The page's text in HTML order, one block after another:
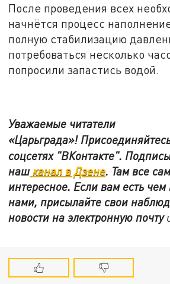
После проведения всех
начнётся процесс
полную стабилизацию
потребоваться несколько
попросили запастись водой.
Уважаемые читатели
«Царьграда»!
соцсетях "ВКонтакте".
нашканал в Дзене. Там все
интересное. Если вам есть чем
нами, присылайте свои
новости на электронную почту